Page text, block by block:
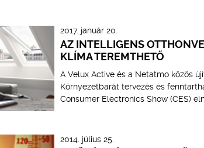
2017. január 20.
AZ INTELLIGENS
KLÍMA TEREMTHETŐ
A Velux Active és a Netatmo közös
Környezetbarát tervezés és
Consumer Electronics Show (CES)
2014. július 25.